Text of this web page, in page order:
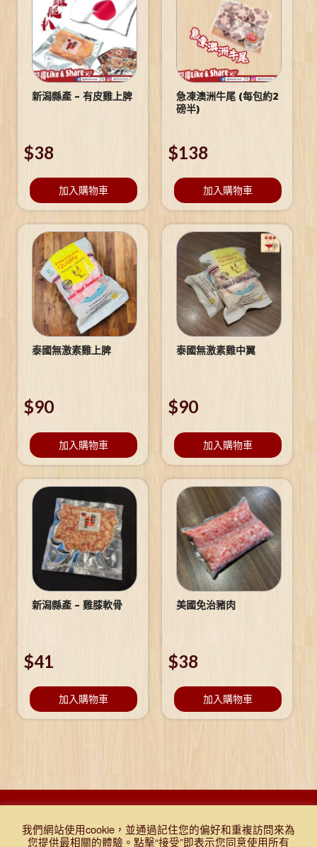
新潟縣產 – 有皮雞上脾
$38
加入購物車
急凍澳洲牛尾 (每包約2
磅半)
$138
加入購物車
泰國無激素雞上脾
$90
加入購物車
泰國無激素雞中翼
$90
加入購物車
新潟縣產 – 雞膝軟骨
$41
加入購物車
美國免治豬肉
$38
加入購物車
條款及細則| 免責聲明|門市報價表|TEST
我們網站使用cookie，並通過記住您的偏好和重複訪問來為
您提供最相關的體驗。點擊“接受”即表示您同意使用所有